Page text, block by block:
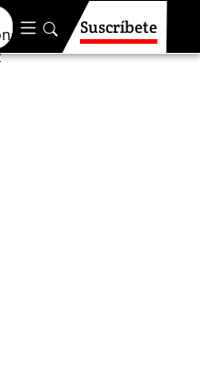
Suscríbete